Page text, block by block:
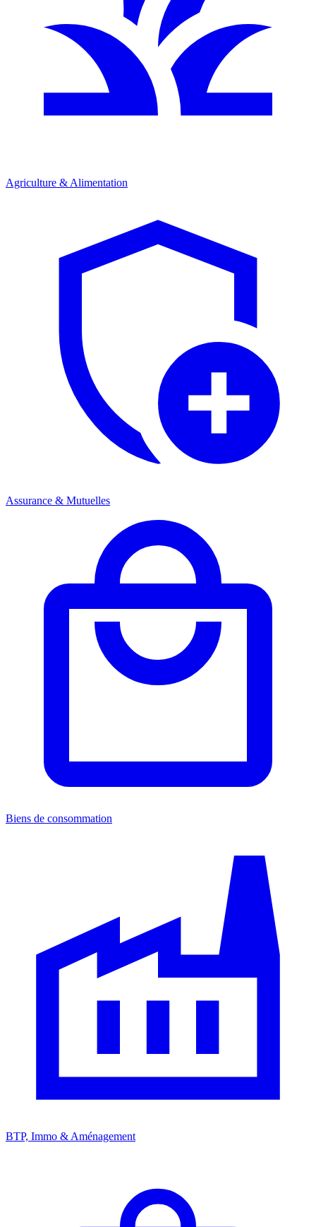
Agriculture & Alimentation
Assurance & Mutuelles
Biens de consommation
BTP, Immo & Aménagement